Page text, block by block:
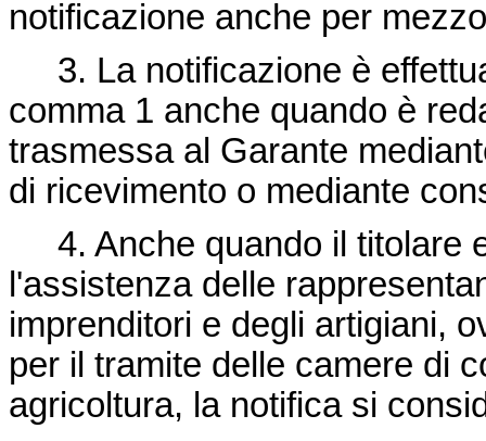
notificazione anche per
3. La notificazione è
comma 1 anche quando è
trasmessa al Garante
di ricevimento o mediante
4. Anche quando il titolare
l'assistenza delle
imprenditori e degli artigiani,
per il tramite delle camere di
agricoltura, la notifica si